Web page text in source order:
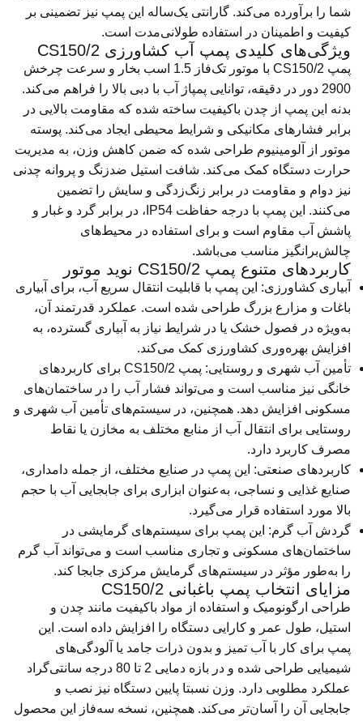
شما را برآورده می‌کند. گارانتی یک‌ساله این پمپ نیز تضمینی بر
کیفیت و اطمینان در استفاده طولانی‌مدت است.
ویژگی‌های کلیدی پمپ آب کشاورزی CS150/2
پمپ CS150/2 با موتور تک‌فاز 1.5 اسب بخار و سرعت چرخش
2900 دور در دقیقه، توانایی پمپاژ آب با دبی بالا را فراهم می‌کند.
بدنه این پمپ از چدن باکیفیت ساخته شده که مقاومت بالایی در
برابر فشارهای مکانیکی و شرایط محیطی ایجاد می‌کند. پوسته
موتور از آلومینیوم طراحی شده که ضمن کاهش وزن، به مدیریت
حرارت دستگاه کمک می‌کند. شافت استیل ضدزنگ و پروانه چدنی
نیز دوام و مقاومت در برابر زنگ‌زدگی و سایش را تضمین
می‌کنند. این پمپ با درجه حفاظت IP54، در برابر گرد و غبار و
پاشش آب مقاوم است و برای استفاده در محیط‌های
چالش‌برانگیز مناسب می‌باشد.
کاربردهای متنوع پمپ CS150/2 نوید موتور
آبیاری کشاورزی: این پمپ با قابلیت انتقال سریع آب، برای آبیاری
باغات و مزارع بزرگ طراحی شده است. عملکرد قدرتمند آن،
به‌ویژه در فصول خشک یا در شرایط نیاز به آبیاری گسترده، به
افزایش بهره‌وری کشاورزی کمک می‌کند.
تأمین آب شهری و روستایی: پمپ CS150/2 برای کاربردهای
خانگی نیز مناسب است و می‌تواند فشار آب را در ساختمان‌های
مسکونی افزایش دهد. همچنین، در سیستم‌های تأمین آب شهری و
روستایی برای انتقال آب از منابع مختلف به مخازن یا نقاط
مصرف کاربرد دارد.
کاربردهای صنعتی: این پمپ در صنایع مختلف، از جمله دامداری،
صنایع غذایی و نساجی، به‌عنوان ابزاری برای جابجایی آب با حجم
بالا مورد استفاده قرار می‌گیرد.
گردش آب گرم: این پمپ برای سیستم‌های گرمایشی در
ساختمان‌های مسکونی و تجاری مناسب است و می‌تواند آب گرم
را به‌طور مؤثر در سیستم‌های گرمایش مرکزی جابجا کند.
مزایای انتخاب پمپ باغبانی CS150/2
طراحی ارگونومیک و استفاده از مواد باکیفیت مانند چدن و
استیل، طول عمر و کارایی دستگاه را افزایش داده است. این
پمپ برای کار با آب تمیز و بدون ذرات جامد یا آلودگی‌های
شیمیایی طراحی شده و در بازه دمایی 2 تا 80 درجه سانتی‌گراد
عملکرد مطلوبی دارد. وزن نسبتا پایین دستگاه نیز نصب و
جابجایی آن را آسان‌تر می‌کند. همچنین، نسخه سه‌فاز این محصول